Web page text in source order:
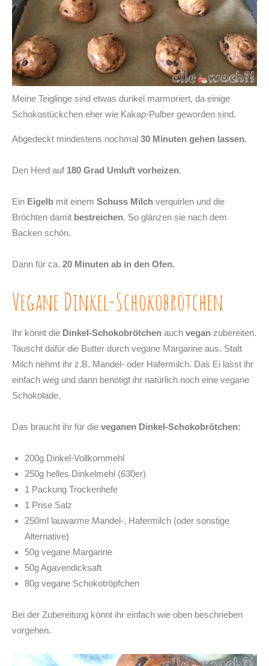
Meine Teiglinge sind etwas dunkel marmoriert, da einige
Schokostückchen eher wie Kakap-Pulber geworden sind.
Abgedeckt mindestens nochmal 30 Minuten gehen lassen.
Den Herd auf 180 Grad Umluft vorheizen.
Ein Eigelb mit einem Schuss Milch verquirlen und die
Bröchten damit bestreichen. So glänzen sie nach dem
Backen schön.
Dann für ca. 20 Minuten ab in den Ofen.
Vegane Dinkel-Schokobrötchen
Ihr könnt die Dinkel-Schokobrötchen auch vegan zubereiten.
Tauscht dafür die Butter durch vegane Margarine aus. Statt
Milch nehmt ihr z.B. Mandel- oder Hafermilch. Das Ei lasst ihr
einfach weg und dann benötigt ihr natürlich noch eine vegane
Schokolade.
Das braucht ihr für die veganen Dinkel-Schokobrötchen:
200g Dinkel-Vollkornmehl
250g helles Dinkelmehl (630er)
1 Packung Trockenhefe
1 Prise Salz
250ml lauwarme Mandel-, Hafermilch (oder sonstige
Alternative)
50g vegane Margarine
50g Agavendicksaft
80g vegane Schokotröpfchen
Bei der Zubereitung könnt ihr einfach wie oben beschrieben
vorgehen.